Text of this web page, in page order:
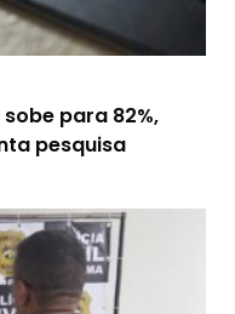
para 82%,
pesquisa